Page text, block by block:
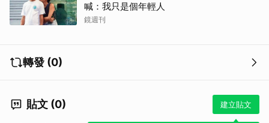
喊：我只是個年輕人
鏡週刊
轉發 (0)
貼文 (0) 建立貼文